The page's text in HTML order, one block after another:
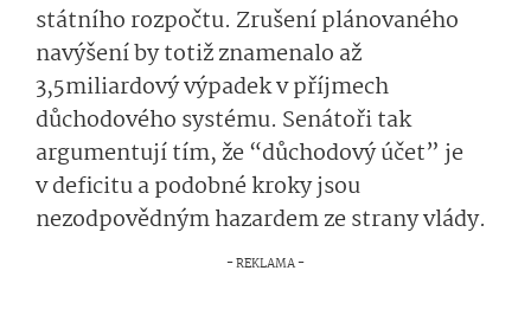
státního rozpočtu. Zrušení plánovaného
navýšení by totiž znamenalo až
3,5miliardový výpadek v příjmech
důchodového systému. Senátoři tak
argumentují tím, že “důchodový účet” je
v deficitu a podobné kroky jsou
nezodpovědným hazardem ze strany vlády.